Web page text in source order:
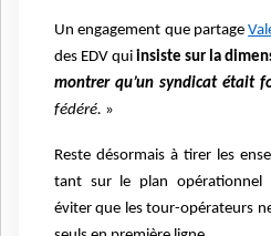
Un engagement que partage
des EDV qui insiste sur la
montrer qu’un syndicat était
fédéré. »
Reste désormais à tirer les
tant sur le plan opérationnel
éviter que les tour-opérateurs